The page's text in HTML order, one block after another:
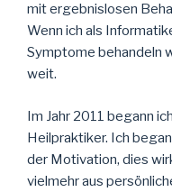
mit ergebnislosen
Wenn ich als
Symptome behandeln
weit.
Im Jahr 2011 begann
Heilpraktiker. Ich
der Motivation, dies
vielmehr aus